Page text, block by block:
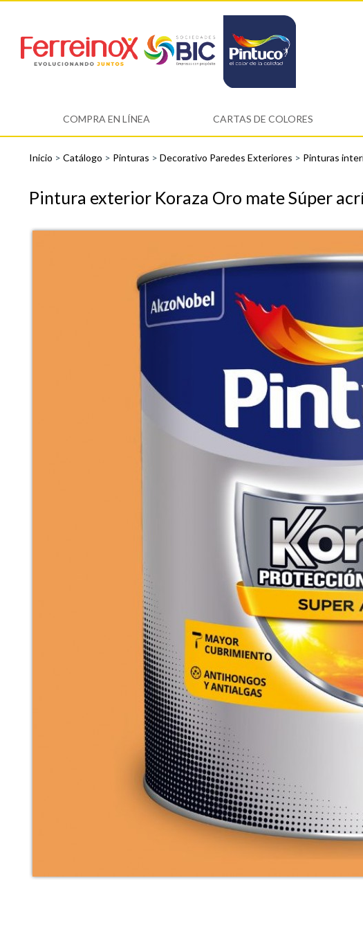
COMPRA EN LÍNEA CARTAS DE COLORES
Inicio > Catálogo > Pinturas > Decorativo Paredes Exteriores > Pinturas
Pintura exterior Koraza Oro mate Súper